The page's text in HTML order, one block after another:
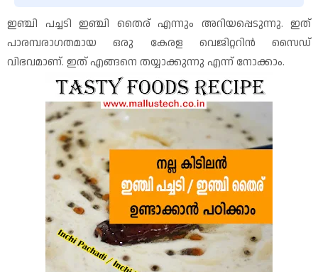
ഇഞ്ചി പച്ചടി ഇഞ്ചി തൈര് എന്നും അറിയപ്പെടുന്നു. ഇത്
പാരമ്പരാഗതമായ ഒരു കേരള വെജിറ്ററിൻ സൈഡ്
വിഭവമാണ്. ഇത് എങ്ങനെ തയ്യാക്കുന്നു എന്ന് നോക്കാം.